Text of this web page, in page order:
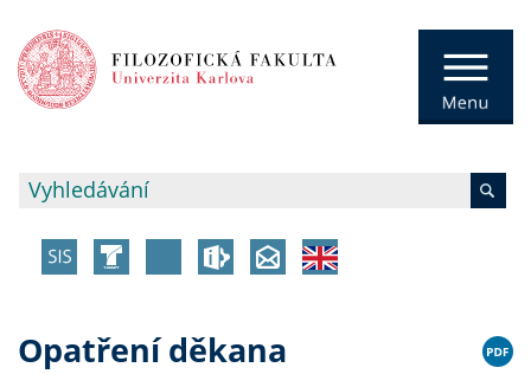
Opatření děkana